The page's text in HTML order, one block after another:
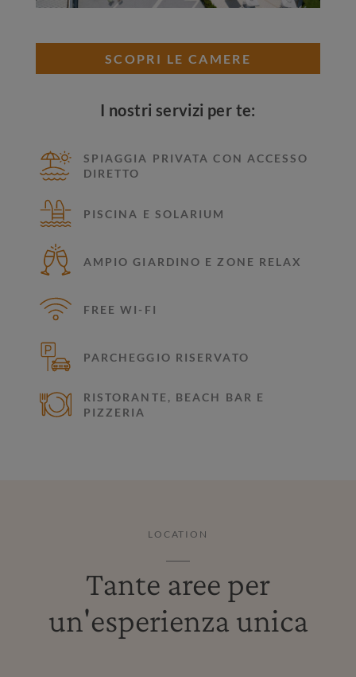
SCOPRI LE CAMERE
I nostri servizi per te:
SPIAGGIA PRIVATA CON ACCESSO
DIRETTO
PISCINA E SOLARIUM
AMPIO GIARDINO E ZONE RELAX
FREE WI-FI
PARCHEGGIO RISERVATO
RISTORANTE, BEACH BAR E
PIZZERIA
LOCATION
Tante aree per
un'esperienza unica